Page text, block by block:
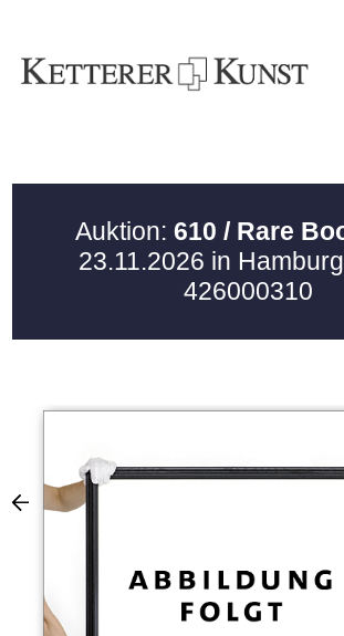
Auktion: 610 / Rare
23.11.2026 in Hamburg
426000310